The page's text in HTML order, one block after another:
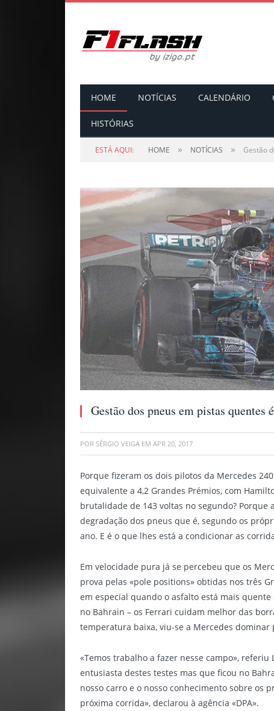
HOME NOTÍCIAS CALENDÁRIO
HISTÓRIAS
ESTÁ AQUI: HOME » NOTÍCIAS » Gestão
Gestão dos pneus em pistas quentes
POR SÉRGIO VEIGA EM APR 20, 2017
Porque fizeram os dois pilotos da Mercedes
equivalente a 4,2 Grandes Prémios, com
brutalidade de 143 voltas no segundo?
degradação dos pneus que é, segundo os
ano. E é o que lhes está a condicionar as
Em velocidade pura já se percebeu que os
prova pelas «pole positions» obtidas nos três
em especial quando o asfalto está mais
no Bahrain – os Ferrari cuidam melhor das
temperatura baixa, viu-se a Mercedes
«Temos trabalho a fazer nesse campo»,
entusiasta destes testes mas que ficou no
nosso carro e o nosso conhecimento sobre os
próxima corrida», declarou à agência «DPA».